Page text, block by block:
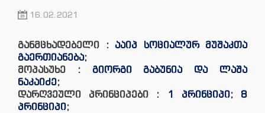
16.02.2021
განმცხადებელი : ააიპ სოციალურ მუშაკთა
გაერთიანება;
მოპასუხე : გიორგი გაბუნია და ლაშა
ნაკაიძე;
დარღვეული პრინციპები :
1 პრინციპი; 8
პრინციპი;